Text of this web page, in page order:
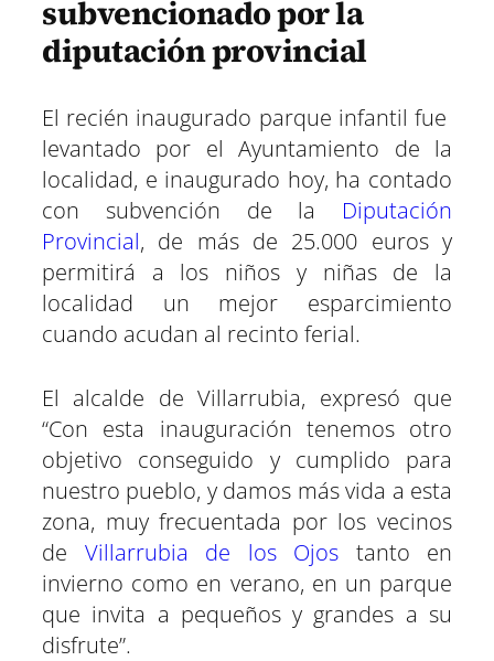
subvencionado por la
diputación provincial
El recién inaugurado parque infantil fue
levantado por el Ayuntamiento de la
localidad, e inaugurado hoy, ha contado
con subvención de la Diputación
Provincial, de más de 25.000 euros y
permitirá a los niños y niñas de la
localidad un mejor esparcimiento
cuando acudan al recinto ferial.
El alcalde de Villarrubia, expresó que
“Con esta inauguración tenemos otro
objetivo conseguido y cumplido para
nuestro pueblo, y damos más vida a esta
zona, muy frecuentada por los vecinos
de Villarrubia de los Ojos tanto en
invierno como en verano, en un parque
que invita a pequeños y grandes a su
disfrute”.